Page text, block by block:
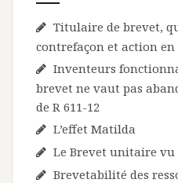
Titulaire de brevet,
contrefaçon et action
Inventeurs
brevet ne vaut pas
de R 611-12
L’effet Matilda
Le Brevet unitaire vu
Brevetabilité des